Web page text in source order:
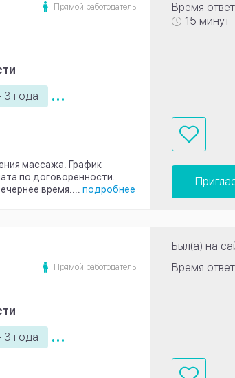
Прямой работодатель
3 года ...
массажа. График
по договоренности.
время....
подробнее
Время
15 минут
Прямой работодатель
3 года ...
Был(а) на
Время